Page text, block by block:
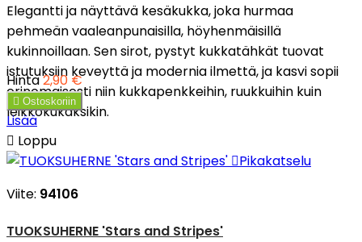
Elegantti ja näyttävä kesäkukka, joka hurmaa
pehmeän vaaleanpunaisilla, höyhenmäisillä
kukinnoillaan. Sen sirot, pystyt kukkatähkät tuovat
istutuksiin keveyttä ja modernia ilmettä, ja kasvi sopii
erinomaisesti niin kukkapenkkeihin, ruukkuihin kuin
leikkokukaksikin.
Hinta2,90 €
 Ostoskoriin
Lisää
 Loppu
Pikakatselu
Viite: 94106
TUOKSUHERNE 'Stars and Stripes'